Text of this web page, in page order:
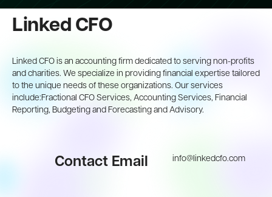
Linked CFO
Linked CFO is an accounting firm dedicated to serving non-profits
and charities. We specialize in providing financial expertise tailored
to the unique needs of these organizations. Our services
include:Fractional CFO Services, Accounting Services, Financial
Reporting, Budgeting and Forecasting and Advisory.
Contact Email info@linkedcfo.com